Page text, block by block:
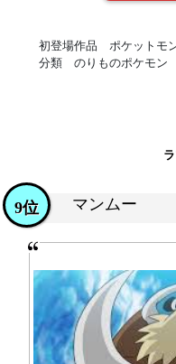
初登場作品 ポケットモ
分類 のりものポケモン
マンムー
9位